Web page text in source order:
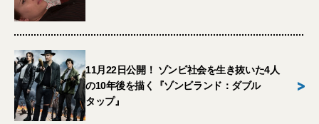
11月22日公開！ ゾンビ社会を生き抜いた4人
の10年後を描く『ゾンビランド：ダブル
タップ』
>